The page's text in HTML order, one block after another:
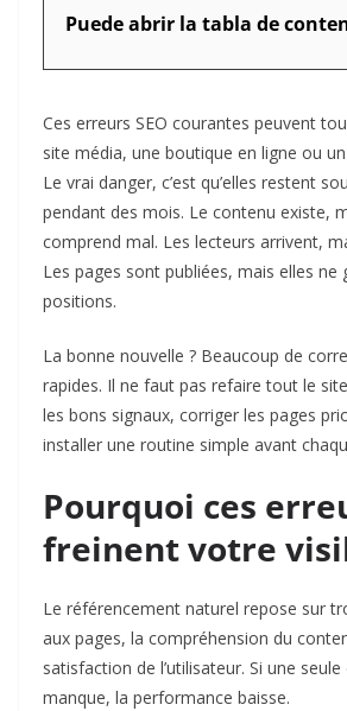
Puede abrir la tabla de
Ces erreurs SEO courantes peuvent
site média, une boutique en ligne ou un
Le vrai danger, c’est qu’elles restent
pendant des mois. Le contenu existe,
comprend mal. Les lecteurs arrivent,
Les pages sont publiées, mais elles ne
positions.
La bonne nouvelle ? Beaucoup de
rapides. Il ne faut pas refaire tout le
les bons signaux, corriger les pages
installer une routine simple avant
Pourquoi ces
freinent votre
Le référencement naturel repose sur
aux pages, la compréhension du
satisfaction de l’utilisateur. Si une
manque, la performance baisse.